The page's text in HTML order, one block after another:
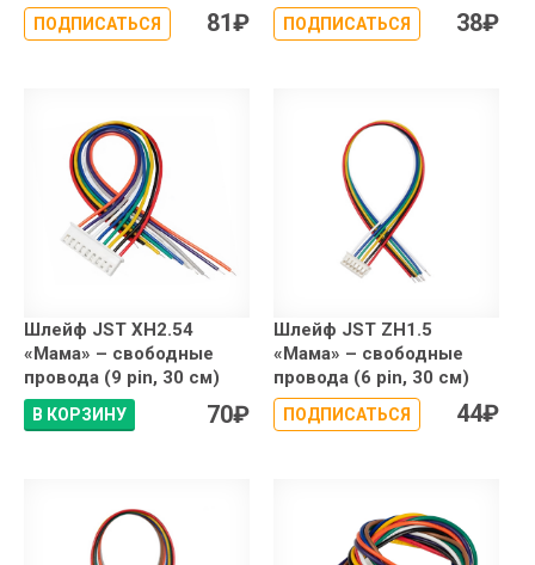
ПОДПИСАТЬСЯ 81₽ ПОДПИСАТЬСЯ 38₽
Шлейф JST XH2.54
«Мама» – свободные
провода (9 pin, 30 см)
В КОРЗИНУ 70₽
Шлейф JST ZH1.5
«Мама» – свободные
провода (6 pin, 30 см)
ПОДПИСАТЬСЯ 44₽